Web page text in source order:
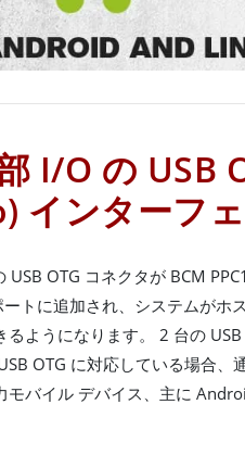
I/O の USB
インターフ
USB OTG コネクタが BCM
トに追加され、システムがホ
るようになります。 2 台の
OTG に対応している場合、
モバイル デバイス、主に